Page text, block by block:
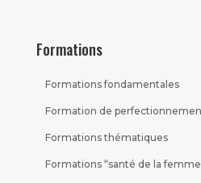
Formations
Formations fondamentales
Formation de
Formations thématiques
Formations “santé de la